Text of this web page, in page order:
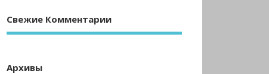
Свежие Комментарии
Архивы